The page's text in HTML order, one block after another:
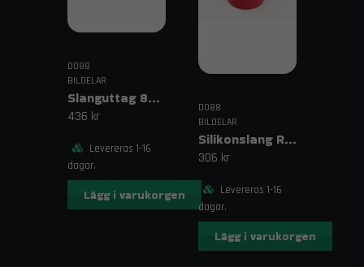
DO88
BILDELAR
Slanguttag 8mm (5/16")
436 kr
Levereras 1-16
dagar.
Lägg i varukorgen
DO88
BILDELAR
Silikonslang Röd 3–4" (76–102mm)
306 kr
Levereras 1-16
dagar.
Lägg i varukorgen